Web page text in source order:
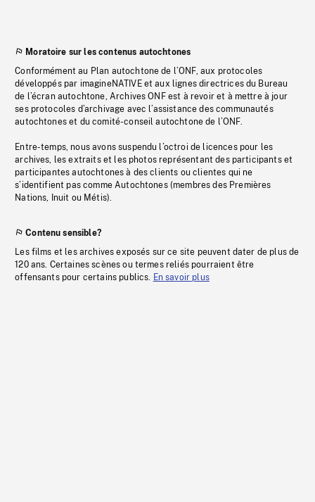
Moratoire sur les contenus autochtones
Conformément au Plan autochtone de l’ONF, aux protocoles
développés par imagineNATIVE et aux lignes directrices du Bureau
de l’écran autochtone, Archives ONF est à revoir et à mettre à jour
ses protocoles d’archivage avec l’assistance des communautés
autochtones et du comité-conseil autochtone de l’ONF.
Entre-temps, nous avons suspendu l’octroi de licences pour les
archives, les extraits et les photos représentant des participants et
participantes autochtones à des clients ou clientes qui ne
s’identifient pas comme Autochtones (membres des Premières
Nations, Inuit ou Métis).
Contenu sensible?
Les films et les archives exposés sur ce site peuvent dater de plus de
120 ans. Certaines scènes ou termes reliés pourraient être
offensants pour certains publics. En savoir plus